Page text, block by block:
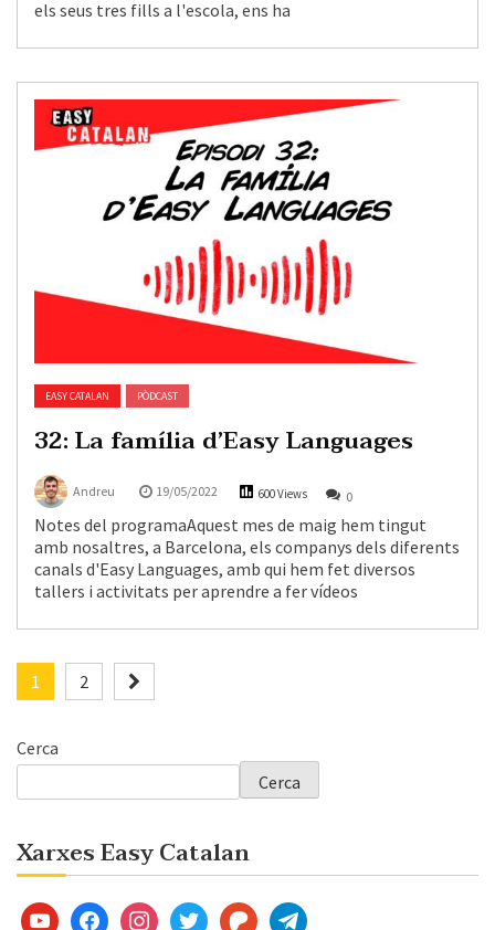
els seus tres fills a l'escola, ens ha
EASY CATALAN PÒDCAST
32: La família d’Easy Languages
Andreu 19/05/2022 600 Views 0
Notes del programaAquest mes de maig hem tingut
amb nosaltres, a Barcelona, els companys dels diferents
canals d'Easy Languages, amb qui hem fet diversos
tallers i activitats per aprendre a fer vídeos
Paginació
les
entrades
1 2
Cerca
Cerca
Xarxes Easy Catalan
youtubefacebookinstagramtwitterpatreontelegram